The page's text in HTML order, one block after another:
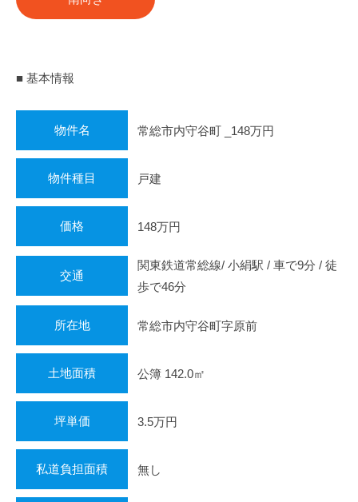
■ 基本情報
物件名 常総市内守谷町 _148万円
物件種目 戸建
価格 148万円
交通
関東鉄道常総線/ 小絹駅 / 車で9分 / 徒
歩で46分
所在地 常総市内守谷町字原前
土地面積 公簿 142.0㎡
坪単価 3.5万円
私道負担面積 無し